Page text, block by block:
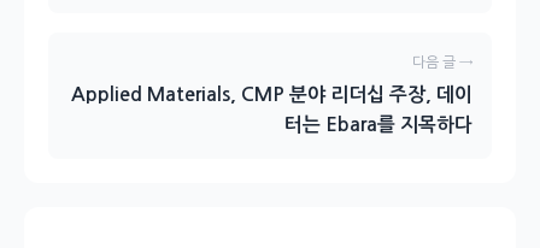
다음 글 →
Applied Materials, CMP 분야 리더십 주장, 데이
터는 Ebara를 지목하다